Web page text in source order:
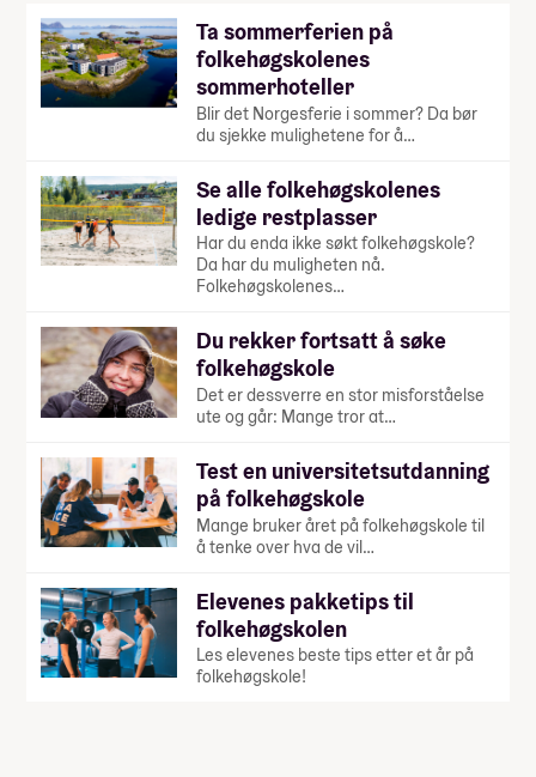
Ta sommerferien på
folkehøgskolenes
sommerhoteller
Blir det Norgesferie i sommer? Da bør
du sjekke mulighetene for å…
Se alle folkehøgskolenes
ledige restplasser
Har du enda ikke søkt folkehøgskole?
Da har du muligheten nå.
Folkehøgskolenes…
Du rekker fortsatt å søke
folkehøgskole
Det er dessverre en stor misforståelse
ute og går: Mange tror at…
Test en universitetsutdanning
på folkehøgskole
Mange bruker året på folkehøgskole til
å tenke over hva de vil…
Elevenes pakketips til
folkehøgskolen
Les elevenes beste tips etter et år på
folkehøgskole!